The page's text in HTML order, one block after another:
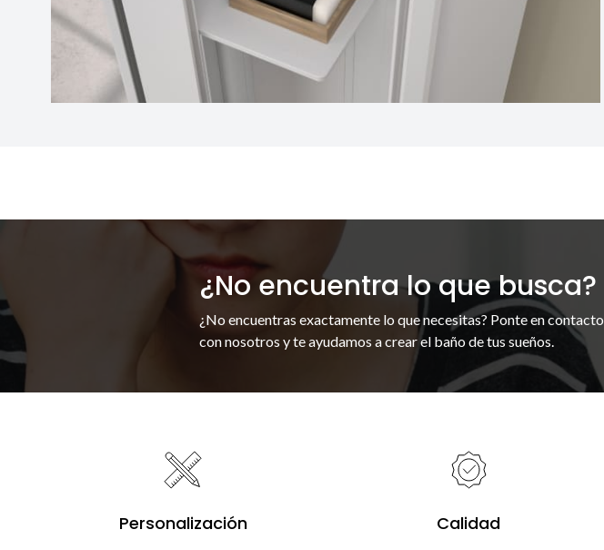
¿No encuentra lo que busca?
¿No encuentras exactamente lo que necesitas? Ponte en contacto
con nosotros y te ayudamos a crear el baño de tus sueños.
Personalización Calidad